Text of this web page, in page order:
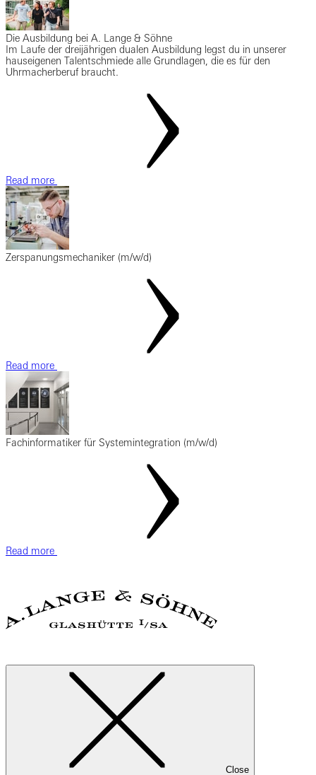
Die Ausbildung bei A. Lange & Söhne
Im Laufe der dreijährigen dualen Ausbildung legst du in unserer
hauseigenen Talentschmiede alle Grundlagen, die es für den
Uhrmacherberuf braucht.
Read more
Zerspanungsmechaniker (m/w/d)
Read more
Fachinformatiker für Systemintegration (m/w/d)
Read more
Close